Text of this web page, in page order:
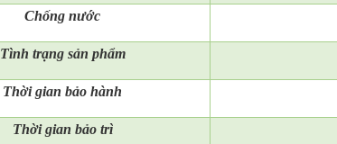
Chống nước
Tình trạng sản phẩm
Thời gian bảo hành
Thời gian bảo trì